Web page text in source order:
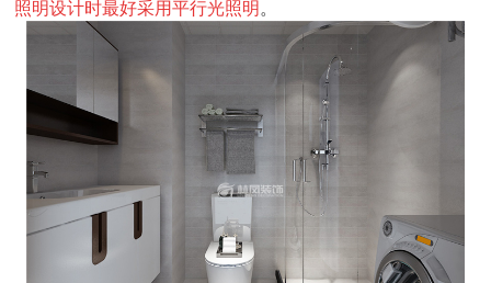
照明设计时最好采用平行光照明 。